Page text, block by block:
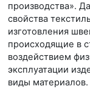
производства».
свойства
изготовления
происходящие в
воздействием
эксплуатации
виды материалов.